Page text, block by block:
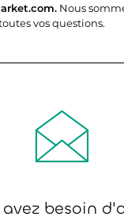
Nous
vos questions.
besoin